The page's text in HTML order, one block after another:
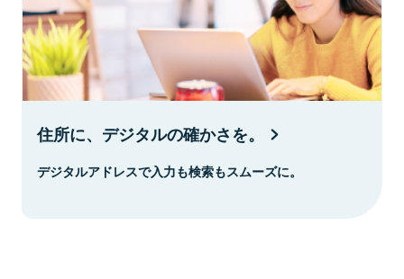
住所に、デジタルの確かさを。
デジタルアドレスで入力も検索もスムーズに。